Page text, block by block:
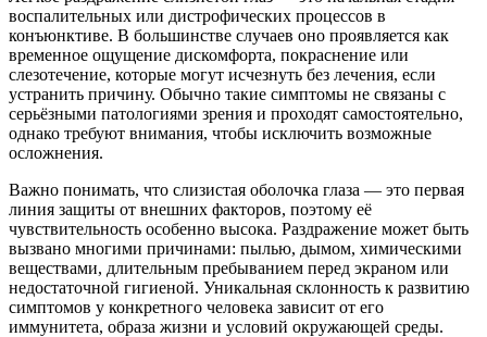
воспалительных или дистрофических процессов в
конъюнктиве. В большинстве случаев оно проявляется как
временное ощущение дискомфорта, покраснение или
слезотечение, которые могут исчезнуть без лечения, если
устранить причину. Обычно такие симптомы не связаны с
серьёзными патологиями зрения и проходят самостоятельно,
однако требуют внимания, чтобы исключить возможные
осложнения.
Важно понимать, что слизистая оболочка глаза — это первая
линия защиты от внешних факторов, поэтому её
чувствительность особенно высока. Раздражение может быть
вызвано многими причинами: пылью, дымом, химическими
веществами, длительным пребыванием перед экраном или
недостаточной гигиеной. Уникальная склонность к развитию
симптомов у конкретного человека зависит от его
иммунитета, образа жизни и условий окружающей среды.